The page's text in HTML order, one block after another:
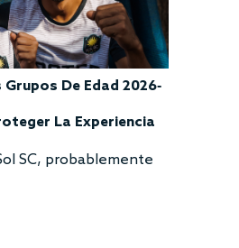
De Edad 2026-
La Experiencia
SC, probablemente